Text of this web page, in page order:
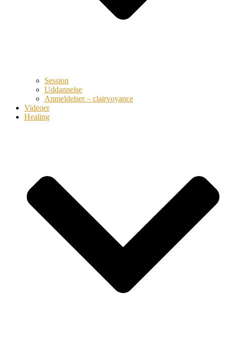
Session
Uddannelse
Anmeldelser – clairvoyance
Videoer
Healing